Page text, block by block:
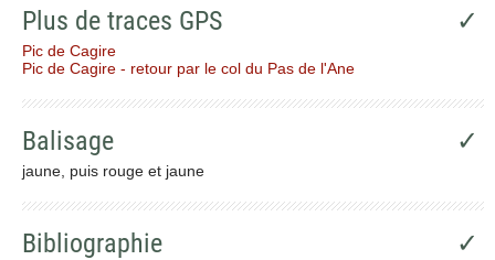
Plus de traces GPS ✓
Pic de Cagire
Pic de Cagire - retour par le col du Pas de l'Ane
Balisage ✓
jaune, puis rouge et jaune
Bibliographie ✓